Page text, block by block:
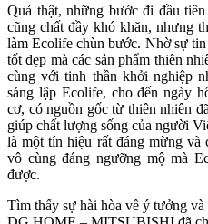
Quả thật, những bước đi đầu
cũng chất đầy khó khăn, nhưng
làm Ecolife chùn bước. Nhờ sự
tốt đẹp mà các sản phẩm thiên
cùng với tinh thần khởi nghiệp
sáng lập Ecolife, cho đến ngày
cơ, có nguồn gốc từ thiên nhiên
giúp chất lượng sống của người
là một tín hiệu rất đáng mừng và
vô cùng đáng ngưỡng mộ mà
được.
Tìm thấy sự hài hòa về ý tưởng